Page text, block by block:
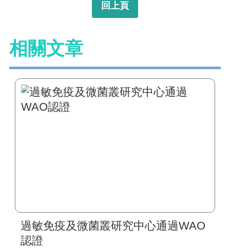
回上頁
相關文章
過敏免疫及微菌叢研究中心通過WAO
認證